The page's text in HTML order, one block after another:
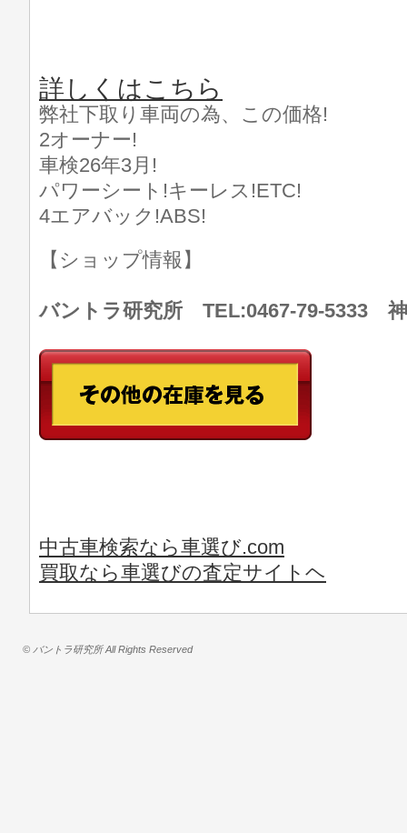
詳しくはこちら
弊社下取り車両の為、この価格!
2オーナー!
車検26年3月!
パワーシート!キーレス!ETC!
4エアバック!ABS!
【ショップ情報】
バントラ研究所 TEL:0467-79-5333 神
中古車検索なら車選び.com
買取なら車選びの査定サイトヘ
© バントラ研究所 All Rights Reserved